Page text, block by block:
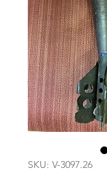
SKU: V-3097.26